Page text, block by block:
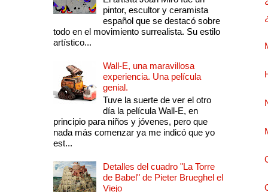
pintor, escultor y ceramista
español que se destacó sobre
todo en el movimiento surrealista. Su estilo
artístico...
Wall-E, una maravillosa
experiencia. Una película
genial.
Tuve la suerte de ver el otro
día la película Wall-E, en
principio para niños y jóvenes, pero que
nada más comenzar ya me indicó que yo
est...
Detalles del cuadro "La Torre
de Babel" de Pieter Brueghel el
Viejo